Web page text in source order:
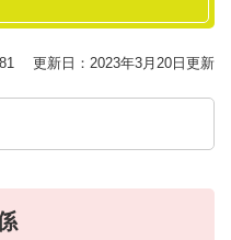
更新日：2023年3月20日更新